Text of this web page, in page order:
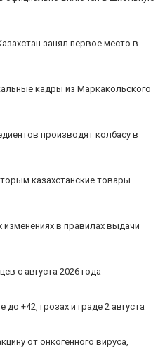
занял первое место в
кадры из Маркакольского
производят колбасу в
казахстанские товары
в правилах выдачи
с августа 2026 года
+42, грозах и граде 2 августа
от онкогенного вируса,